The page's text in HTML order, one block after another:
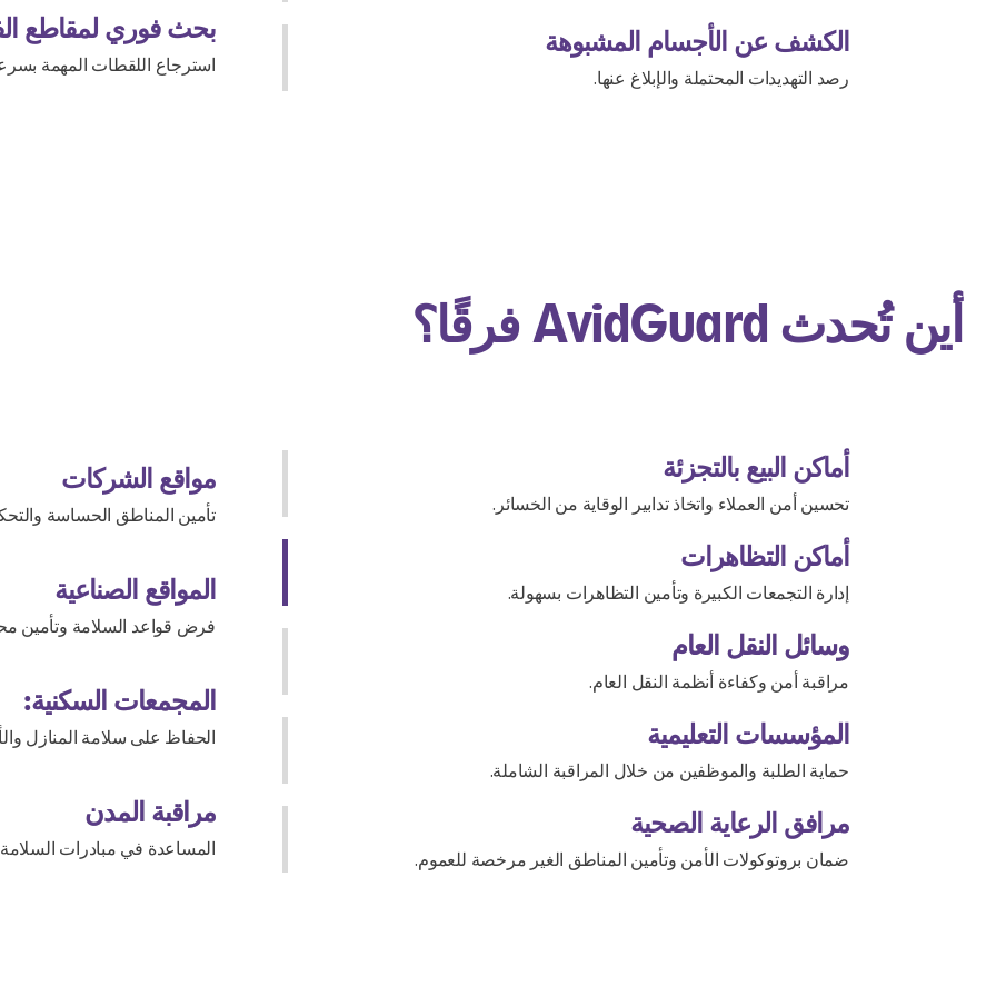
الكشف عن الأجسام المشبوهة
رصد التهديدات المحتملة والإبلاغ عنها.
بحث فوري لمقاطع
استرجاع اللقطات المهمة
أين تُحدث AvidGuard فرقًا؟
أماكن البيع بالتجزئة
تحسين أمن العملاء واتخاذ تدابير الوقاية من الخسائر.
أماكن التظاهرات
إدارة التجمعات الكبيرة وتأمين التظاهرات بسهولة.
وسائل النقل العام
مراقبة أمن وكفاءة أنظمة النقل العام.
المؤسسات التعليمية
حماية الطلبة والموظفين من خلال المراقبة الشاملة.
مرافق الرعاية الصحية
ضمان بروتوكولات الأمن وتأمين المناطق الغير مرخصة للعموم.
مواقع الشركات
تأمين المناطق الحساسة
المواقع الصناعية
فرض قواعد السلامة وتأمين
المجمعات السكنية:
الحفاظ على سلامة المنازل
مراقبة المدن
المساعدة في مبادرات السلامة